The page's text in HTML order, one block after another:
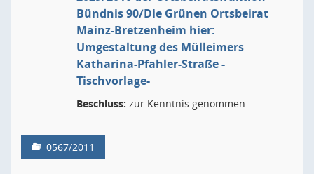
Bündnis 90/Die Grünen Ortsbeirat
Mainz-Bretzenheim hier:
Umgestaltung des Mülleimers
Katharina-Pfahler-Straße -
Tischvorlage-
Beschluss: zur Kenntnis genommen
0567/2011